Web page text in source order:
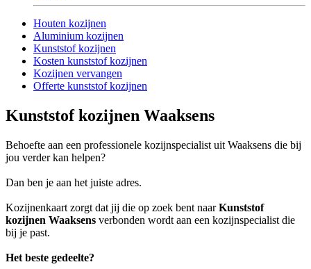
Houten kozijnen
Aluminium kozijnen
Kunststof kozijnen
Kosten kunststof kozijnen
Kozijnen vervangen
Offerte kunststof kozijnen
Kunststof kozijnen Waaksens
Behoefte aan een professionele kozijnspecialist uit Waaksens die bij
jou verder kan helpen?
Dan ben je aan het juiste adres.
Kozijnenkaart zorgt dat jij die op zoek bent naarKunststof
kozijnen Waaksens verbonden wordt aan een kozijnspecialist die
bij je past.
Het beste gedeelte?